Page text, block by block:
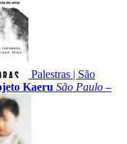
Palestras | São
Kaeru São Paulo –